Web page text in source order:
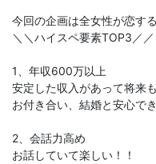
今回の企画は全女性が恋する
＼＼ハイスペ要素TOP3／／
1、年収600万以上
安定した収入があって将来
お付き合い、結婚と安心で
2、会話力高め
お話していて楽しい！！